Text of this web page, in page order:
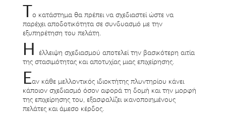
Το κατάστημα θα πρέπει να σχεδιαστεί ώστε να
παρέχει αποδοτικότητα σε συνδυασμό με την
εξυπηρέτηση του πελάτη.
Η έλλειψη σχεδιασμού αποτελεί την βασικότερη αιτία
της στασιμότητας και αποτυχίας μιας επιχείρησης.
Εαν κάθε μελλοντικός ιδιοκτήτης πλυντηρίου κάνει
κάποιον σχεδιασμό όσον αφορά τη δομή και την μορφή
της επιχείρησης του, εξασφαλίζει ικανοποιημένους
πελάτες και άμεσο κέρδος.